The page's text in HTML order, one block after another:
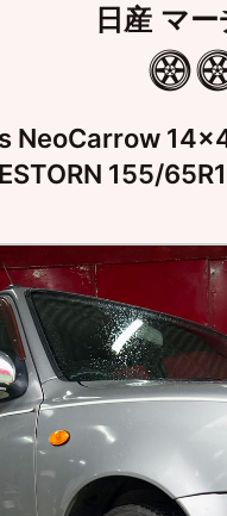
日産 マ
NeoCarrow
155/